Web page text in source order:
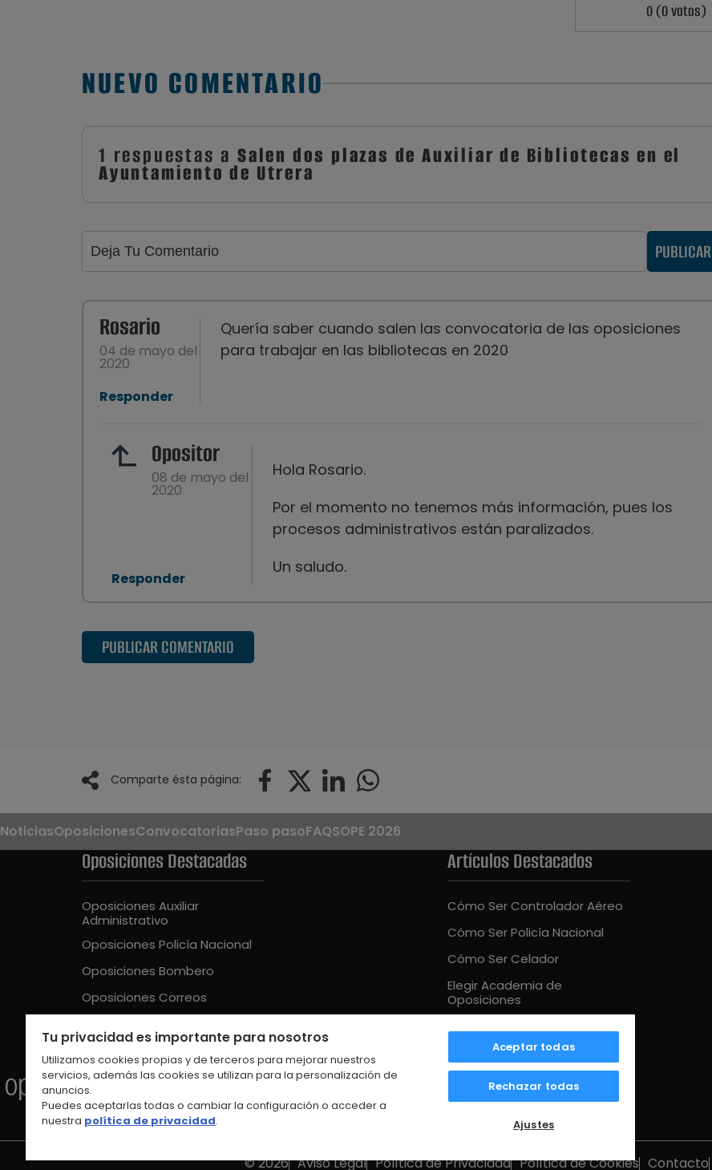
0 (0 votos)
NUEVO COMENTARIO
1 respuestas a Salen dos plazas de Auxiliar de Bibliotecas en el
Ayuntamiento de Utrera
PUBLICAR
Rosario
04 de mayo del
2020
Responder
Quería saber cuando salen las convocatoria de las oposiciones
para trabajar en las bibliotecas en 2020
Opositor
08 de mayo del
2020
Responder
Hola Rosario.
Por el momento no tenemos más información, pues los
procesos administrativos están paralizados.
Un saludo.
PUBLICAR COMENTARIO
Comparte ésta página:
NoticiasOposicionesConvocatoriasPaso pasoFAQSOPE 2026
Oposiciones Destacadas
Oposiciones Auxiliar
Administrativo
Oposiciones Policía Nacional
Oposiciones Bombero
Oposiciones Correos
Oposiciones Educación Intantil
Artículos Destacados
Cómo Ser Controlador Aéreo
Cómo Ser Policía Nacional
Cómo Ser Celador
Elegir Academia de
Oposiciones
Mejor Academia Oposiciones
UE
© 2026 Aviso Legal Política de Privacidad Política de Cookies Contacto
Tu privacidad es importante para nosotros
Utilizamos cookies propias y de terceros para mejorar nuestros
servicios, además las cookies se utilizan para la personalización de
anuncios.
Puedes aceptarlas todas o cambiar la configuración o acceder a
nuestra política de privacidad.
Aceptar todas
Rechazar todas
Ajustes